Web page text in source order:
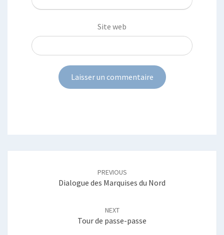
Site web
PREVIOUS
Dialogue des Marquises du Nord
NEXT
Tour de passe-passe